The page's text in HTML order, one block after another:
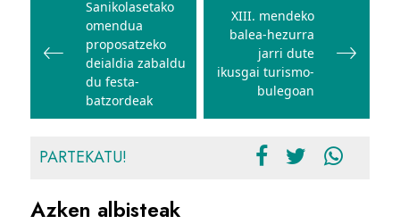
zehar
nabigatu
Sanikolasetako
omendua
proposatzeko
deialdia zabaldu
du festa-
batzordeak
XIII. mendeko
balea-hezurra
jarri dute
ikusgai turismo-
bulegoan
PARTEKATU!
Azken albisteak